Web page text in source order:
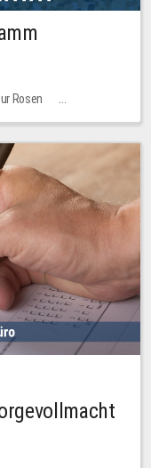
Rosen